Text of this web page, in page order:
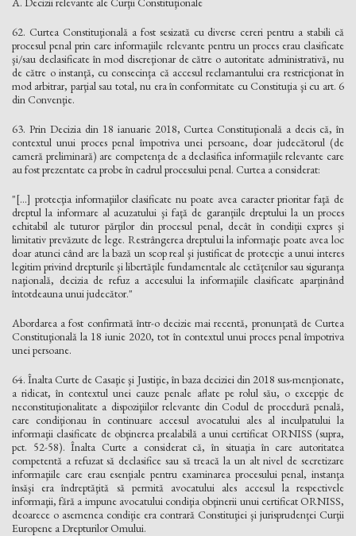
62. Curtea Constituţională a fost sesizată cu diverse cereri pentru a stabili că
procesul penal prin care informaţiile relevante pentru un proces erau clasificate
şi/sau declasificate în mod discreţionar de către o autoritate administrativă, nu
de către o instanţă, cu consecinţa că accesul reclamantului era restricţionat în
mod arbitrar, parţial sau total, nu era în conformitate cu Constituţia şi cu art. 6
din Convenţie.
63. Prin Decizia din 18 ianuarie 2018, Curtea Constituţională a decis că, în
contextul unui proces penal împotriva unei persoane, doar judecătorul (de
cameră preliminară) are competenţa de a declasifica informaţiile relevante care
au fost prezentate ca probe în cadrul procesului penal. Curtea a considerat:
"[...] protecţia informaţiilor clasificate nu poate avea caracter prioritar faţă de
dreptul la informare al acuzatului şi faţă de garanţiile dreptului la un proces
echitabil ale tuturor părţilor din procesul penal, decât în condiţii expres şi
limitativ prevăzute de lege. Restrângerea dreptului la informaţie poate avea loc
doar atunci când are la bază un scop real şi justificat de protecţie a unui interes
legitim privind drepturile şi libertăţile fundamentale ale cetăţenilor sau siguranţa
naţională, decizia de refuz a accesului la informaţiile clasificate aparţinând
întotdeauna unui judecător."
Abordarea a fost confirmată într-o decizie mai recentă, pronunţată de Curtea
Constituţională la 18 iunie 2020, tot în contextul unui proces penal împotriva
unei persoane.
64. Înalta Curte de Casaţie şi Justiţie, în baza deciziei din 2018 sus-menţionate,
a ridicat, în contextul unei cauze penale aflate pe rolul său, o excepţie de
neconstituţionalitate a dispoziţiilor relevante din Codul de procedură penală,
care condiţionau în continuare accesul avocatului ales al inculpatului la
informaţii clasificate de obţinerea prealabilă a unui certificat ORNISS (supra,
pct. 52-58). Înalta Curte a considerat că, în situaţia în care autoritatea
competentă a refuzat să declasifice sau să treacă la un alt nivel de secretizare
informaţiile care erau esenţiale pentru examinarea procesului penal, instanţa
însăşi era îndreptăţită să permită avocatului ales accesul la respectivele
informaţii, fără a impune avocatului condiţia obţinerii unui certificat ORNISS,
deoarece o asemenea condiţie era contrară Constituţiei şi jurisprudenţei Curţii
Europene a Drepturilor Omului.